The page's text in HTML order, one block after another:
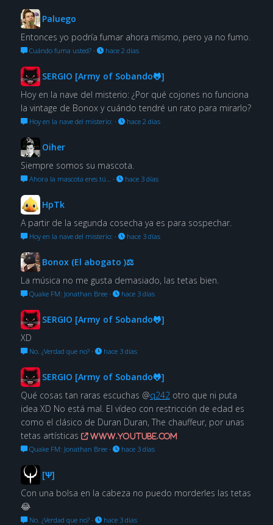
Paluego
Entonces yo podría fumar ahora mismo, pero ya no fumo.
Cuándo fuma usted?· hace 2 días
SERGIO [Army of Sobando🐸]
Hoy en la nave del misterio: ¿Por qué cojones no funciona
la vintage de Bonox y cuándo tendré un rato para mirarlo?
Hoy en la nave del misterio: · hace 2 días
Oiher
Siempre somos su mascota.
Ahora la mascota eres tú… · hace 3 días
HpTk
A partir de la segunda cosecha ya es para sospechar.
Hoy en la nave del misterio: · hace 3 días
Bonox (El abogato )⚖
La música no me gusta demasiado, las tetas bien.
Quake FM: Jonathan Bree· hace 3 días
SERGIO [Army of Sobando🐸]
XD
No. ¿Verdad que no?· hace 3 días
SERGIO [Army of Sobando🐸]
Qué cosas tan raras escuchas @q242 otro que ni puta
idea XD No está mal. El vídeo con restricción de edad es
como el clásico de Duran Duran, The chauffeur, por unas
tetas artísticas
www.youtube.com
Quake FM: Jonathan Bree· hace 3 días
[Ψ]
Con una bolsa en la cabeza no puedo morderles las tetas
😂
No. ¿Verdad que no?· hace 3 días